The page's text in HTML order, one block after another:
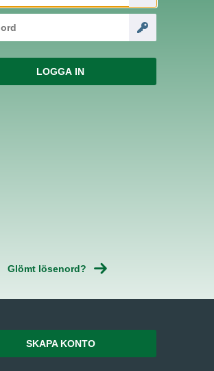
Glömt lösenord?
SKAPA KONTO